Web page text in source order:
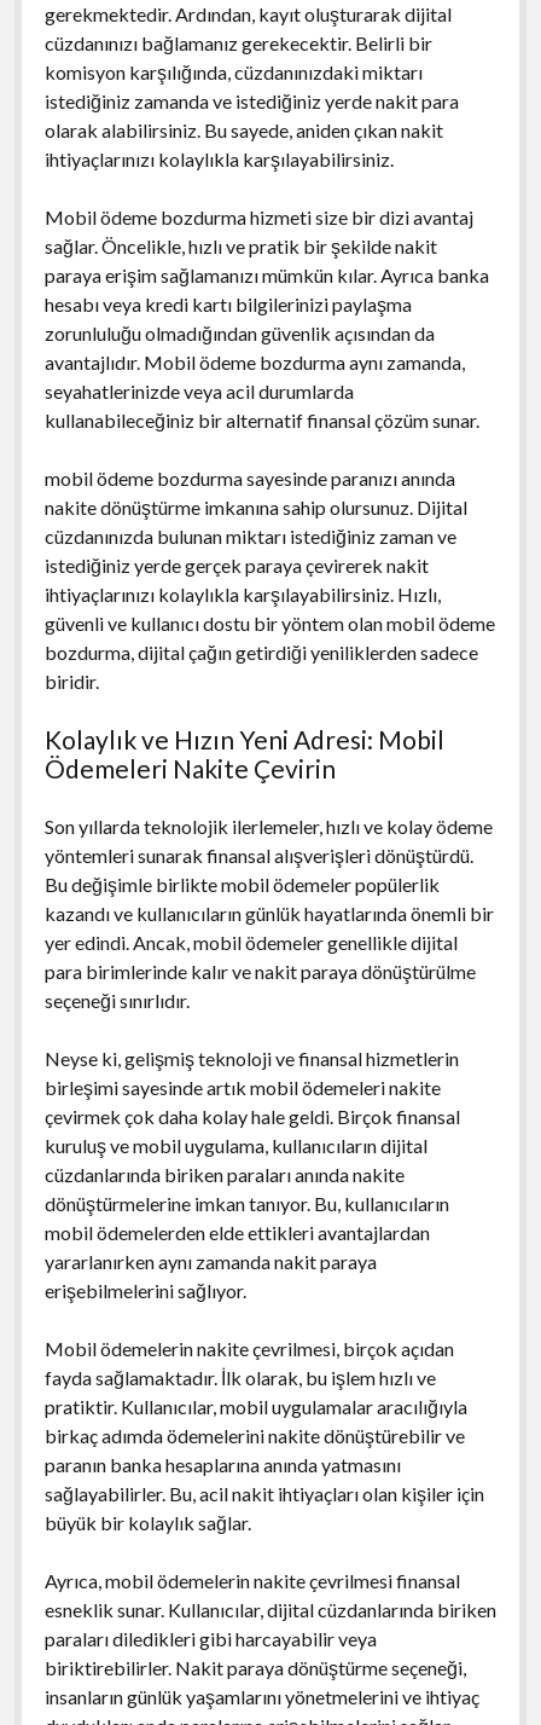
gerekmektedir. Ardından, kayıt oluşturarak dijital
cüzdanınızı bağlamanız gerekecektir. Belirli bir
komisyon karşılığında, cüzdanınızdaki miktarı
istediğiniz zamanda ve istediğiniz yerde nakit para
olarak alabilirsiniz. Bu sayede, aniden çıkan nakit
ihtiyaçlarınızı kolaylıkla karşılayabilirsiniz.
Mobil ödeme bozdurma hizmeti size bir dizi avantaj
sağlar. Öncelikle, hızlı ve pratik bir şekilde nakit
paraya erişim sağlamanızı mümkün kılar. Ayrıca banka
hesabı veya kredi kartı bilgilerinizi paylaşma
zorunluluğu olmadığından güvenlik açısından da
avantajlıdır. Mobil ödeme bozdurma aynı zamanda,
seyahatlerinizde veya acil durumlarda
kullanabileceğiniz bir alternatif finansal çözüm sunar.
mobil ödeme bozdurma sayesinde paranızı anında
nakite dönüştürme imkanına sahip olursunuz. Dijital
cüzdanınızda bulunan miktarı istediğiniz zaman ve
istediğiniz yerde gerçek paraya çevirerek nakit
ihtiyaçlarınızı kolaylıkla karşılayabilirsiniz. Hızlı,
güvenli ve kullanıcı dostu bir yöntem olan mobil ödeme
bozdurma, dijital çağın getirdiği yeniliklerden sadece
biridir.
Kolaylık ve Hızın Yeni Adresi: Mobil
Ödemeleri Nakite Çevirin
Son yıllarda teknolojik ilerlemeler, hızlı ve kolay ödeme
yöntemleri sunarak finansal alışverişleri dönüştürdü.
Bu değişimle birlikte mobil ödemeler popülerlik
kazandı ve kullanıcıların günlük hayatlarında önemli bir
yer edindi. Ancak, mobil ödemeler genellikle dijital
para birimlerinde kalır ve nakit paraya dönüştürülme
seçeneği sınırlıdır.
Neyse ki, gelişmiş teknoloji ve finansal hizmetlerin
birleşimi sayesinde artık mobil ödemeleri nakite
çevirmek çok daha kolay hale geldi. Birçok finansal
kuruluş ve mobil uygulama, kullanıcıların dijital
cüzdanlarında biriken paraları anında nakite
dönüştürmelerine imkan tanıyor. Bu, kullanıcıların
mobil ödemelerden elde ettikleri avantajlardan
yararlanırken aynı zamanda nakit paraya
erişebilmelerini sağlıyor.
Mobil ödemelerin nakite çevrilmesi, birçok açıdan
fayda sağlamaktadır. İlk olarak, bu işlem hızlı ve
pratiktir. Kullanıcılar, mobil uygulamalar aracılığıyla
birkaç adımda ödemelerini nakite dönüştürebilir ve
paranın banka hesaplarına anında yatmasını
sağlayabilirler. Bu, acil nakit ihtiyaçları olan kişiler için
büyük bir kolaylık sağlar.
Ayrıca, mobil ödemelerin nakite çevrilmesi finansal
esneklik sunar. Kullanıcılar, dijital cüzdanlarında biriken
paraları diledikleri gibi harcayabilir veya
biriktirebilirler. Nakit paraya dönüştürme seçeneği,
insanların günlük yaşamlarını yönetmelerini ve ihtiyaç